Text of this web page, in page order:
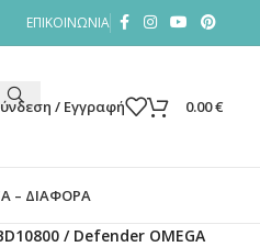
ΕΠΙΚΟΙΝΩΝΙΑ
/ Εγγραφή 0.00€
– ΔΙΑΦΟΡΑ
/ Defender OMEGA